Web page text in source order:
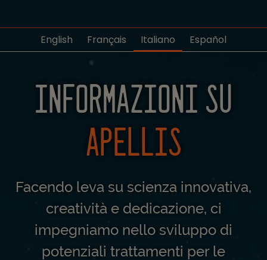
English Français Italiano Español
INFORMAZIONI SU
APELLIS
Facendo leva su scienza innovativa,
creatività e dedicazione, ci
impegniamo nello sviluppo di
potenziali trattamenti per le